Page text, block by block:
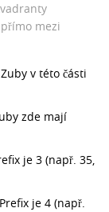
mezi
v této části
zde mají
je 3 (např. 35,
je 4 (např.